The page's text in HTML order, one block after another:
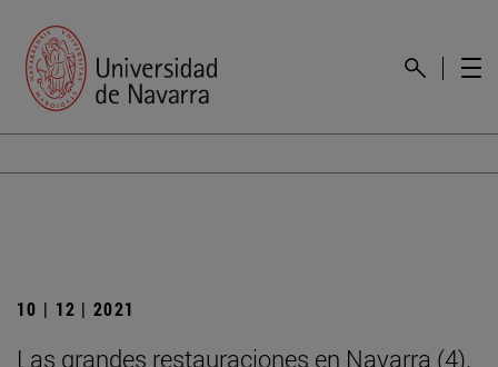
10 | 12 | 2021
Las grandes restauraciones en Navarra (4).